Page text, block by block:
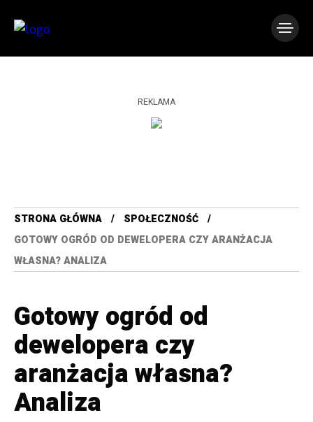
REKLAMA
STRONA GŁÓWNA
SPOŁECZNOŚĆ
GOTOWY OGRÓD OD DEWELOPERA CZY ARANŻACJA
WŁASNA? ANALIZA
Gotowy ogród od
dewelopera czy
aranżacja własna?
Analiza